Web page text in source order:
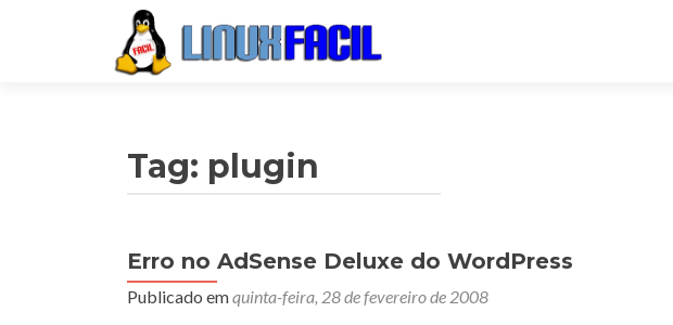
Tag: plugin
Erro no AdSense Deluxe do WordPress
Publicado emquinta-feira, 28 de fevereiro de 2008